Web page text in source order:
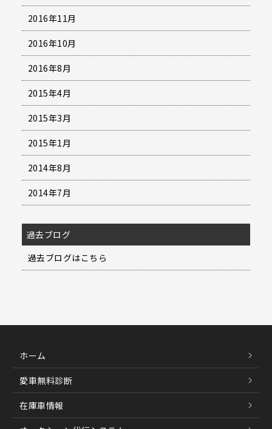
2016年11月
2016年10月
2016年8月
2015年4月
2015年3月
2015年1月
2014年8月
2014年7月
過去ブログ
過去ブログはこちら
ホーム
愛車無料診断
在庫車情報